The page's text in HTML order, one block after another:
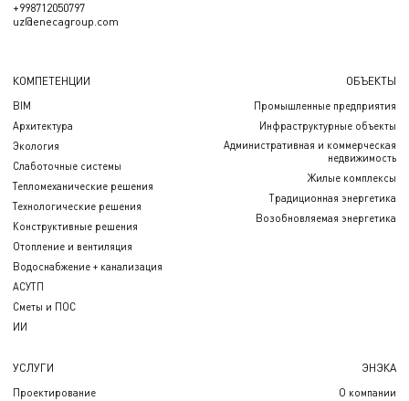
+998712050797
uz@enecagroup.com
КОМПЕТЕНЦИИ
BIM
Архитектура
Экология
Слаботочные системы
Тепломеханические решения
Технологические решения
Конструктивные решения
Отопление и вентиляция
Водоснабжение + канализация
АСУТП
Сметы и ПОС
ИИ
ОБЪЕКТЫ
Промышленные предприятия
Инфраструктурные объекты
Административная и коммерческая
недвижимость
Жилые комплексы
Традиционная энергетика
Возобновляемая энергетика
УСЛУГИ
Проектирование
ЭНЭКА
О компании